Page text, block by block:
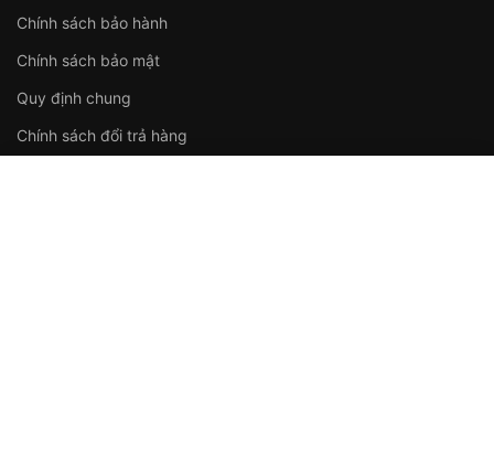
Chính sách bảo hành
Chính sách bảo mật
Quy định chung
Chính sách đổi trả hàng